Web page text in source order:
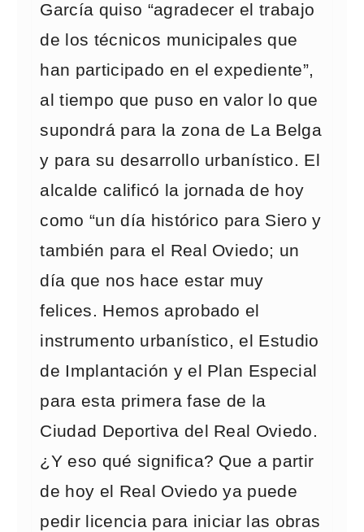
García quiso “agradecer el trabajo
de los técnicos municipales que
han participado en el expediente”,
al tiempo que puso en valor lo que
supondrá para la zona de La Belga
y para su desarrollo urbanístico. El
alcalde calificó la jornada de hoy
como “un día histórico para Siero y
también para el Real Oviedo; un
día que nos hace estar muy
felices. Hemos aprobado el
instrumento urbanístico, el Estudio
de Implantación y el Plan Especial
para esta primera fase de la
Ciudad Deportiva del Real Oviedo.
¿Y eso qué significa? Que a partir
de hoy el Real Oviedo ya puede
pedir licencia para iniciar las obras